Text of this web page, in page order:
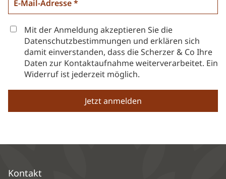
Mit der Anmeldung akzeptieren Sie die
Datenschutzbestimmungen und erklären sich
damit einverstanden, dass die Scherzer & Co Ihre
Daten zur Kontaktaufnahme weiterverarbeitet. Ein
Widerruf ist jederzeit möglich.
Kontakt